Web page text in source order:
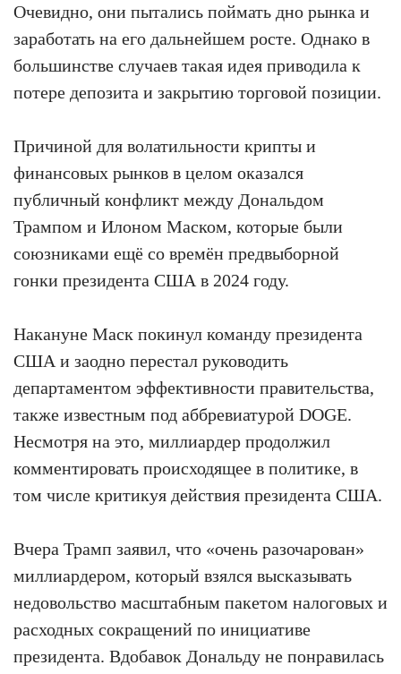
Очевидно, они пытались поймать дно рынка и
заработать на его дальнейшем росте. Однако в
большинстве случаев такая идея приводила к
потере депозита и закрытию торговой позиции.
Причиной для волатильности крипты и
финансовых рынков в целом оказался
публичный конфликт между Дональдом
Трампом и Илоном Маском, которые были
союзниками ещё со времён предвыборной
гонки президента США в 2024 году.
Накануне Маск покинул команду президента
США и заодно перестал руководить
департаментом эффективности правительства,
также известным под аббревиатурой DOGE.
Несмотря на это, миллиардер продолжил
комментировать происходящее в политике, в
том числе критикуя действия президента США.
Вчера Трамп заявил, что «очень разочарован»
миллиардером, который взялся высказывать
недовольство масштабным пакетом налоговых и
расходных сокращений по инициативе
президента. Вдобавок Дональду не понравилась